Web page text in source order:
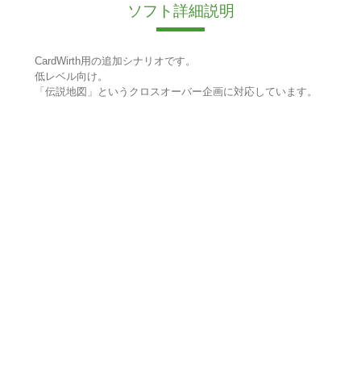
ソフト詳細説明
CardWirth用の追加シナリオです。
低レベル向け。
「伝説地図」というクロスオーバー企画に対応しています。